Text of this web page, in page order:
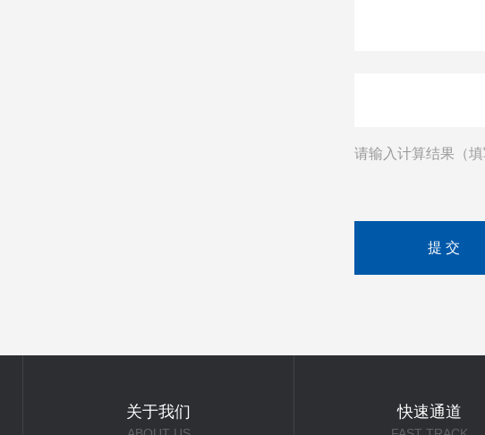
请输入计算结果（
关于我们 快速通道